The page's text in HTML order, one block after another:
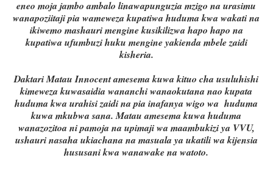
eneo moja jambo ambalo linawapunguzia mzigo na urasimu
wanapoziitaji pia wameweza kupatiwa huduma kwa wakati na
ikiwemo mashauri mengine kusikilizwa hapo hapo na
kupatiwa ufumbuzi huku mengine yakienda mbele zaidi
kisheria.
Daktari Matau Innocent amesema kuwa kituo cha usuluhishi
kimeweza kuwasaidia wananchi wanaokutana nao kupata
huduma kwa urahisi zaidi na pia inafanya wigo wa huduma
kuwa mkubwa sana. Matau amesema kuwa huduma
wanazozitoa ni pamoja na upimaji wa maambukizi ya VVU,
ushauri nasaha ukiachana na masuala ya ukatili wa kijensia
hususani kwa wanawake na watoto.